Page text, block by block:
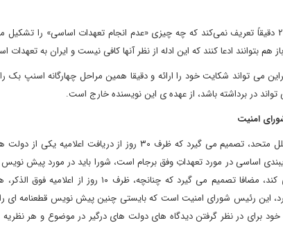
اول، اضافه کنیم که متن قطعنامه ۲۲۳۱ دقیقاً تعریف نمی‌کند که چه چیزی «عدم انجام تعهدات
هم بتوانند ادعا کنند که این ادله از نظر آنها کافی نیست و ایران به
می تواند شکایت خود را ارائه و دقیقا همین مراحل چهارگانه اسنپ بک
در برداشته باشد، از عهده ی این نویسنده خارج است.
بند ۱۱: در اقدام وفق ماده ۴۱ منشور ملل متحد، تصمیم می گیرد که
اساسی در مورد تعهداتِ وفق برجام است، شورا باید در مورد پیش
در بند ۷(الف) این قطعنامه رأی گیری کند، مضافا
خود برای در نظر گرفتن دیدگاه های دولت های درگیر در موضوع و هر